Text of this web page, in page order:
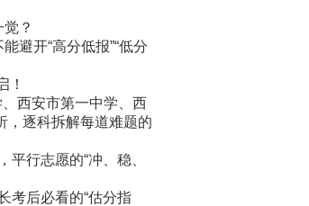
？
避开“高分低报”“低分
！
西安市第一中学、西
，逐科拆解每道难题的
行志愿的“冲、稳、
考后必看的“估分指